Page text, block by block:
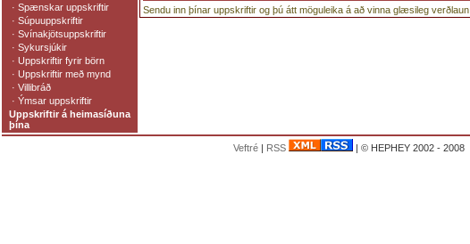
Sendu inn þínar uppskriftir og þú átt möguleika á að vinna glæsileg verðlaun
· Spænskar uppskriftir
· Súpuuppskriftir
· Svínakjötsuppskriftir
· Sykursjúkir
· Uppskriftir fyrir börn
· Uppskriftir með mynd
· Villibráð
· Ýmsar uppskriftir
Uppskriftir á heimasíðuna
þína
Veftré| RSS | © HEPHEY 2002 - 2008